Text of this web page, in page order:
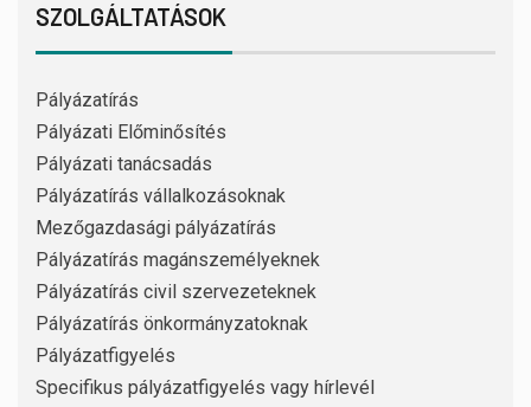
SZOLGÁLTATÁSOK
Pályázatírás
Pályázati Előminősítés
Pályázati tanácsadás
Pályázatírás vállalkozásoknak
Mezőgazdasági pályázatírás
Pályázatírás magánszemélyeknek
Pályázatírás civil szervezeteknek
Pályázatírás önkormányzatoknak
Pályázatfigyelés
Specifikus pályázatfigyelés vagy hírlevél